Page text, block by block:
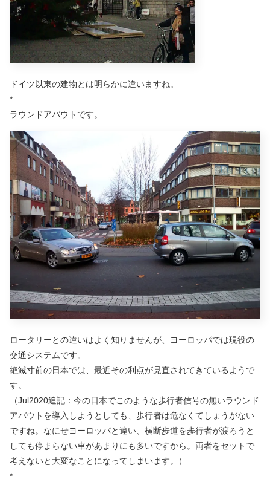
ドイツ以東の建物とは明らかに違いますね。
*
ラウンドアバウトです。
ロータリーとの違いはよく知りませんが、ヨーロッパでは現役の
交通システムです。
絶滅寸前の日本では、最近その利点が見直されてきているようで
す。
（Jul2020追記：今の日本でこのような歩行者信号の無いラウンド
アバウトを導入しようとしても、歩行者は危なくてしょうがない
ですね。なにせヨーロッパと違い、横断歩道を歩行者が渡ろうと
しても停まらない車があまりにも多いですから。両者をセットで
考えないと大変なことになってしまいます。）
*